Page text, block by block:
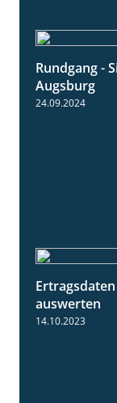
Rundgang -
Augsburg
24.09.2024
auswerten
14.10.2023